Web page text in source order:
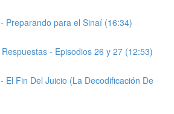
Preparando para el Sinaí (16:34)
- Episodios 26 y 27 (12:53)
El Fin Del Juicio (La Decodificación De